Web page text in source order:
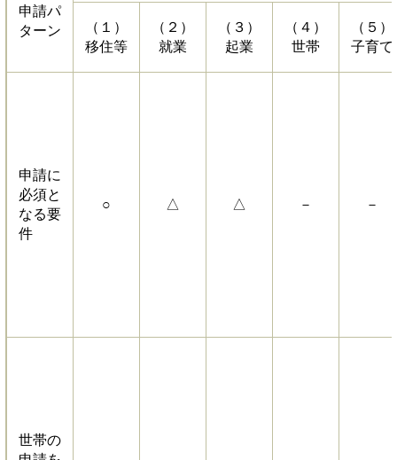
申請パ
ターン
（１）
移住等
（２）
就業
（３）
起業
（４）
世帯
（５）
子育て
申請に
必須と
なる要
件
○ △ △ － －
世帯の